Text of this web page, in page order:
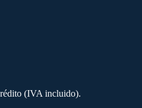
(IVA incluido).